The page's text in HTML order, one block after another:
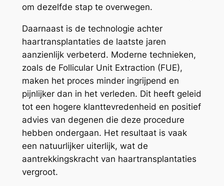
om dezelfde stap te overwegen.
Daarnaast is de technologie achter
haartransplantaties de laatste jaren
aanzienlijk verbeterd. Moderne technieken,
zoals de Follicular Unit Extraction (FUE),
maken het proces minder ingrijpend en
pijnlijker dan in het verleden. Dit heeft geleid
tot een hogere klanttevredenheid en positief
advies van degenen die deze procedure
hebben ondergaan. Het resultaat is vaak
een natuurlijker uiterlijk, wat de
aantrekkingskracht van haartransplantaties
vergroot.